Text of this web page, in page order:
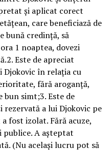
și aplicat corect
care beneficiază de
bună credință, să
1 noaptea, dovezi
Este de apreciat
Djokovic în relația cu
fără aroganță,
bun simt;3. Este de
a lui Djokovic pe
fost izolat. Fără acuze,
A așteptat
(Nu același lucru pot să